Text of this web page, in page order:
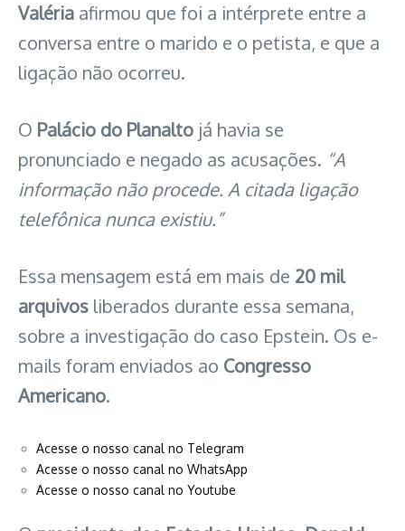
Valéria afirmou que foi a intérprete entre a
conversa entre o marido e o petista, e que a
ligação não ocorreu.
O Palácio do Planalto já havia se
pronunciado e negado as acusações. “A
informação não procede. A citada ligação
telefônica nunca existiu.”
Essa mensagem está em mais de 20 mil
arquivos liberados durante essa semana,
sobre a investigação do caso Epstein. Os e-
mails foram enviados ao Congresso
Americano.
Acesse o nosso canal no Telegram
Acesse o nosso canal no WhatsApp
Acesse o nosso canal no Youtube